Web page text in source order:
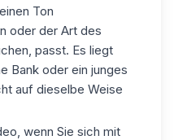
Ton
oder der Art des
passt. Es liegt
Bank oder ein junges
auf dieselbe Weise
wenn Sie sich mit